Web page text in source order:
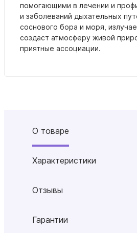
помогающими в лечении и
и заболеваний дыхательных
соснового бора и моря,
создаст атмосферу живой
приятные ассоциации.
О товаре
Характеристики
Отзывы
Гарантии